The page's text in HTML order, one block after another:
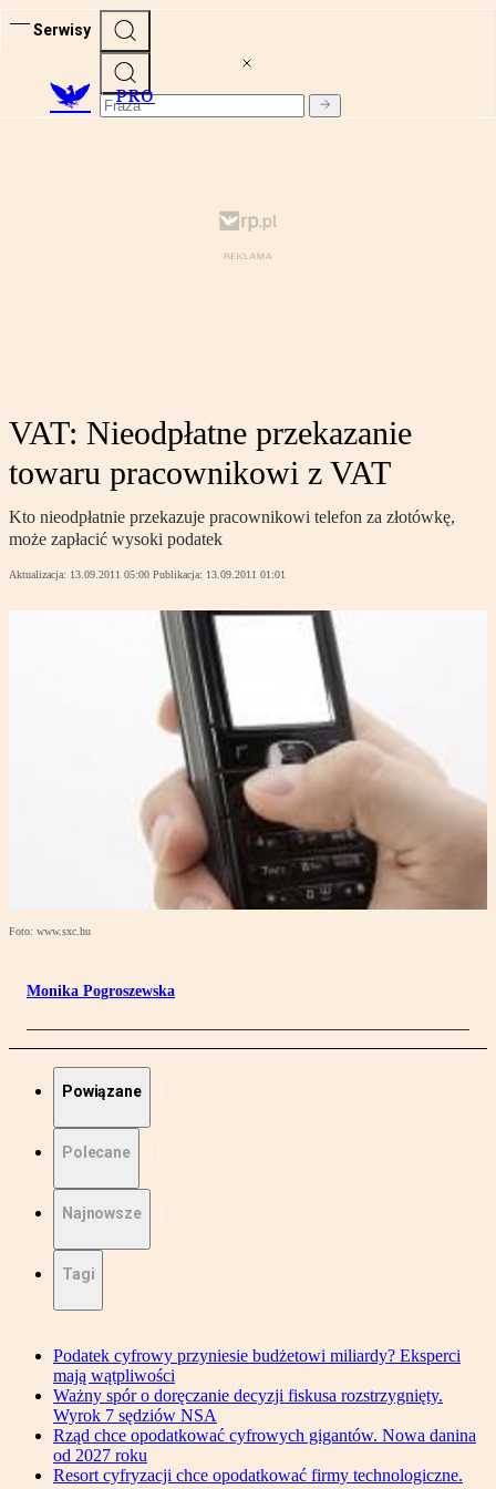
Serwisy
PRO
VAT: Nieodpłatne przekazanie
towaru pracownikowi z VAT
Kto nieodpłatnie przekazuje pracownikowi telefon za złotówkę,
może zapłacić wysoki podatek
Aktualizacja: 13.09.2011 05:00 Publikacja: 13.09.2011 01:01
Foto: www.sxc.hu
Monika Pogroszewska
Powiązane
Polecane
Najnowsze
Tagi
Podatek cyfrowy przyniesie budżetowi miliardy? Eksperci
mają wątpliwości
Ważny spór o doręczanie decyzji fiskusa rozstrzygnięty.
Wyrok 7 sędziów NSA
Rząd chce opodatkować cyfrowych gigantów. Nowa danina
od 2027 roku
Resort cyfryzacji chce opodatkować firmy technologiczne.